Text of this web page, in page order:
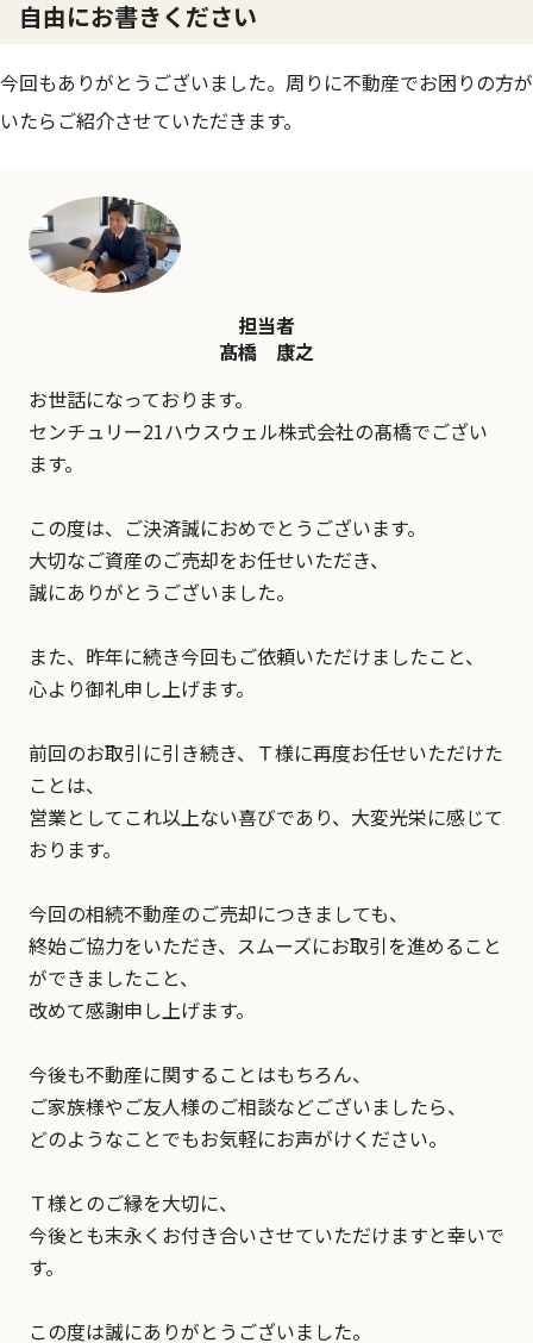
自由にお書きください
今回もありがとうございました。周りに不動産でお困りの方が
いたらご紹介させていただきます。
担当者
髙橋 康之
お世話になっております。
センチュリー21ハウスウェル株式会社の髙橋でござい
ます。
この度は、ご決済誠におめでとうございます。
大切なご資産のご売却をお任せいただき、
誠にありがとうございました。
また、昨年に続き今回もご依頼いただけましたこと、
心より御礼申し上げます。
前回のお取引に引き続き、Ｔ様に再度お任せいただけた
ことは、
営業としてこれ以上ない喜びであり、大変光栄に感じて
おります。
今回の相続不動産のご売却につきましても、
終始ご協力をいただき、スムーズにお取引を進めること
ができましたこと、
改めて感謝申し上げます。
今後も不動産に関することはもちろん、
ご家族様やご友人様のご相談などございましたら、
どのようなことでもお気軽にお声がけください。
Ｔ様とのご縁を大切に、
今後とも末永くお付き合いさせていただけますと幸いで
す。
この度は誠にありがとうございました。